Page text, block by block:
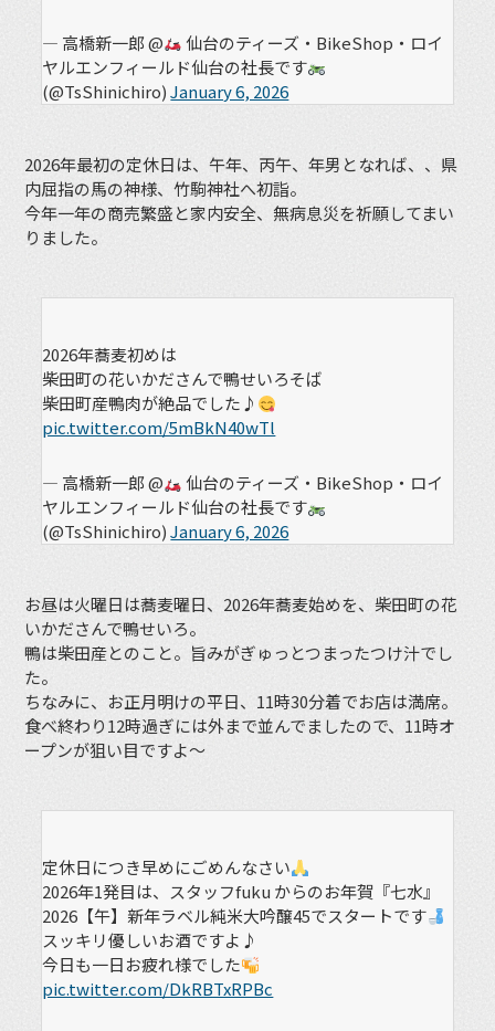
— 高橋新一郎 @
仙台のティーズ・BikeShop・ロイ
ヤルエンフィールド仙台の社長です
(@TsShinichiro)January 6, 2026
2026年最初の定休日は、午年、丙午、年男となれば、、県
内屈指の馬の神様、竹駒神社へ初詣。
今年一年の商売繁盛と家内安全、無病息災を祈願してまい
りました。
2026年蕎麦初めは
柴田町の花いかださんで鴨せいろそば
柴田町産鴨肉が絶品でした♪
pic.twitter.com/5mBkN40wTl
— 高橋新一郎 @
仙台のティーズ・BikeShop・ロイ
ヤルエンフィールド仙台の社長です
(@TsShinichiro)January 6, 2026
お昼は火曜日は蕎麦曜日、2026年蕎麦始めを、柴田町の花
いかださんで鴨せいろ。
鴨は柴田産とのこと。旨みがぎゅっとつまったつけ汁でし
た。
ちなみに、お正月明けの平日、11時30分着でお店は満席。
食べ終わり12時過ぎには外まで並んでましたので、11時オ
ープンが狙い目ですよ〜
定休日につき早めにごめんなさい
2026年1発目は、スタッフfuku からのお年賀『七水』
2026【午】新年ラベル純米大吟醸45でスタートです
スッキリ優しいお酒ですよ♪
今日も一日お疲れ様でした
pic.twitter.com/DkRBTxRPBc